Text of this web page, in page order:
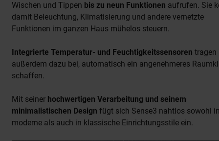
Wischen und Tippen bis zu neun Funktionen aufrufen. Sie
damit Beleuchtung, Klimatisierung und andere vernetzte
Funktionen im ganzen Haus mühelos steuern.
Integrierte Temperatur- und Feuchtigkeitssensoren tragen
außerdem dazu bei, automatisch ein angenehmeres
schaffen.
Mit seiner hochwertigen Verarbeitung und seinem
minimalistischen Design fügt sich Sense3 nahtlos sowohl
moderne als auch in klassische Einrichtungsstile ein.